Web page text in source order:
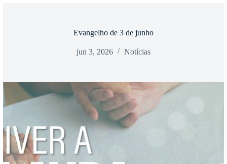
Evangelho de 3 de junho
jun 3, 2026 Notícias